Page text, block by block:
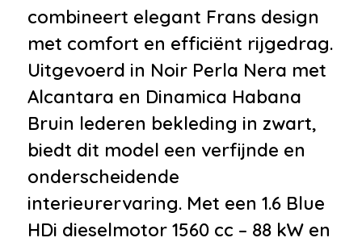
Centrale deurvergrendeling
met afstandsbediening
•Dimlichten automatisch
• Getint glas
•
LED achterlichten
•LED koplampen
Mistlampen voor
Uitlaat sierstuk
Infotainment
combineert elegant Frans design
met comfort en efficiënt rijgedrag.
Uitgevoerd in Noir Perla Nera met
Alcantara en Dinamica Habana
Bruin lederen bekleding in zwart,
biedt dit model een verfijnde en
onderscheidende
interieurervaring. Met een 1.6 Blue
HDi dieselmotor 1560 cc – 88 kW en